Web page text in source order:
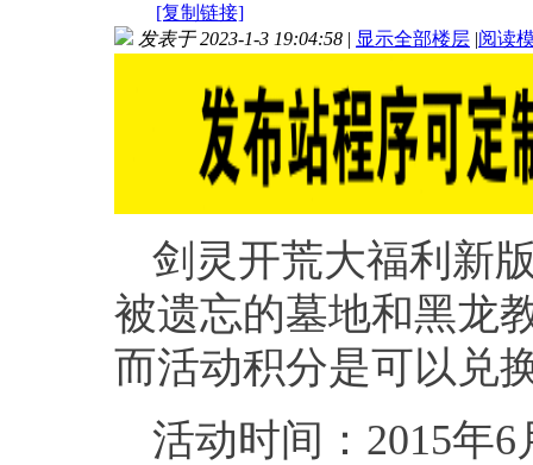
[复制链接]
发表于 2023-1-3 19:04:58 | 显示全部楼层 |阅读
剑灵开荒大福利新
被遗忘的墓地和黑龙
而活动积分是可以兑
活动时间：2015年